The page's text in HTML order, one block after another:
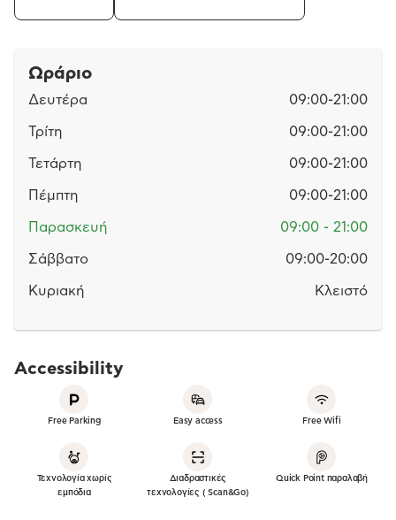
Ωράριο
Δευτέρα 09:00-21:00
Τρίτη 09:00-21:00
Τετάρτη 09:00-21:00
Πέμπτη 09:00-21:00
Παρασκευή 09:00 - 21:00
Σάββατο 09:00-20:00
Κυριακή Κλειστό
Accessibility
Free Parking Easy access Free Wifi
Τεχνολογία χωρίς
εμπόδια
Διαδραστικές
τεχνολογίες ( Scan&Go)
Quick Point παραλαβή